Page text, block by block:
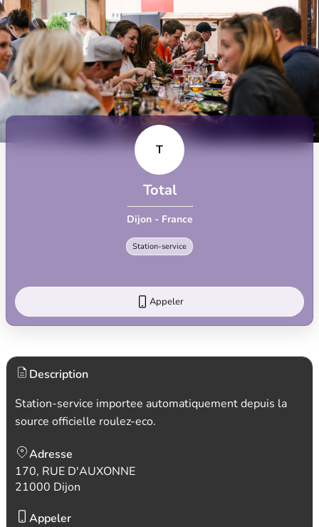
T
Total
Dijon - France
Station-service
Appeler
Description
Station-service importee automatiquement depuis la
source officielle roulez-eco.
Adresse
170, RUE D'AUXONNE
21000 Dijon
Appeler